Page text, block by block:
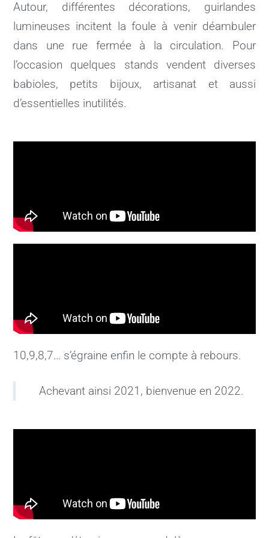
Autour, différentes décorations, guirlandes
lumineuses incitent la foule à venir déambuler
dans une rue fermée à la circulation. Pour
l’occasion quelques stands vendent diverses
babioles, petits bijoux, artisanat et aussi
d’essentielles inutilités.
10,9,8,7… s’égraine enfin le compte à rebours.
Achevant ainsi 2021, bienvenue en 2022.